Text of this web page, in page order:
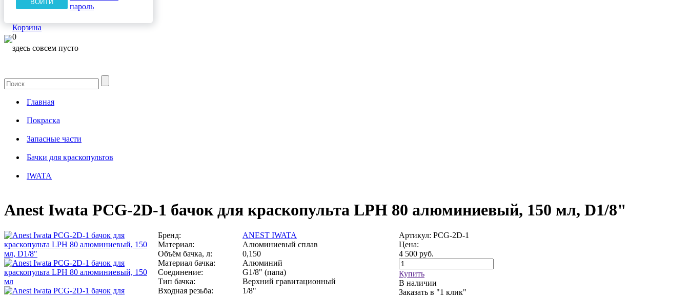
пароль
Корзина
0
здесь совсем пусто
Главная
Покраска
Запасные части
Бачки для краскопультов
IWATA
Anest Iwata PCG-2D-1 бачок для краскопульта LPH 80 алюминиевый, 150 мл, D1/8"
Бренд:
ANEST IWATA
Материал:
Алюминиевый сплав
Объём бачка, л:
0,150
Материал бачка:
Алюминий
Соединение:
G1/8" (папа)
Тип бачка:
Верхний гравитационный
Входная резьба:
1/8"
Артикул: PCG-2D-1
Цена:
4 500 руб.
Купить
В наличии
Заказать в "1 клик"